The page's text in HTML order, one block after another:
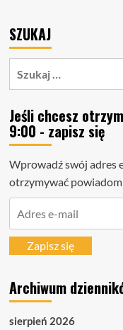
SZUKAJ
Jeśli chcesz
9:00 - zapisz się
Wprowadź swój adres
otrzymywać
mailZapisz się
Archiwum
sierpień 2026